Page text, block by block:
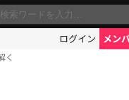
ログイン メン
く